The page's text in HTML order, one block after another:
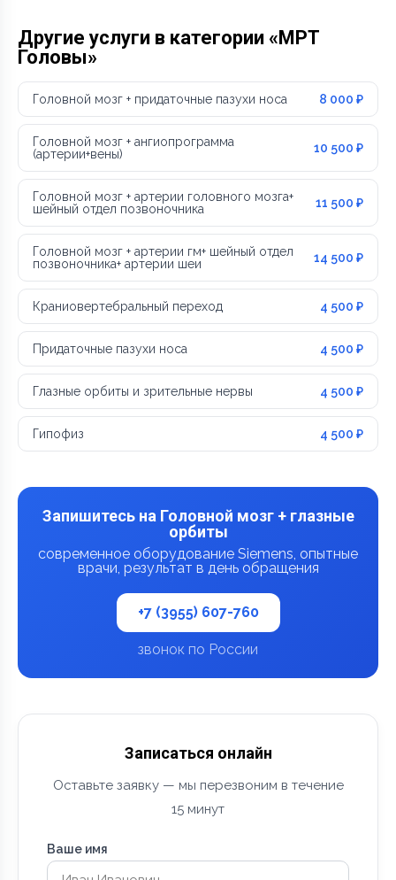
Другие услуги в категории «МРТ
Головы»
Головной мозг + придаточные пазухи носа 8 000 ₽
Головной мозг + ангиопрограмма
(артерии+вены)
10 500 ₽
Головной мозг + артерии головного мозга+
шейный отдел позвоночника
11 500 ₽
Головной мозг + артерии гм+ шейный отдел
позвоночника+ артерии шеи
14 500 ₽
Краниовертебральный переход 4 500 ₽
Придаточные пазухи носа 4 500 ₽
Глазные орбиты и зрительные нервы 4 500 ₽
Гипофиз 4 500 ₽
Запишитесь на Головной мозг + глазные
орбиты
современное оборудование Siemens, опытные
врачи, результат в день обращения
+7 (3955) 607-760
звонок по России
Записаться онлайн
Оставьте заявку — мы перезвоним в течение
15 минут
Ваше имя